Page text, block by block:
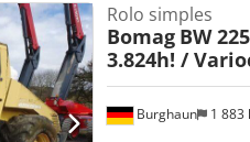
Burghaun 1 883
Rolo simples
Bomag BW
3.824h! /